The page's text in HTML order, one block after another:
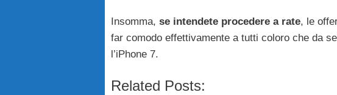
Insomma, se intendete procedere a rate, le
far comodo effettivamente a tutti coloro che da
l’iPhone 7.
Related Posts: